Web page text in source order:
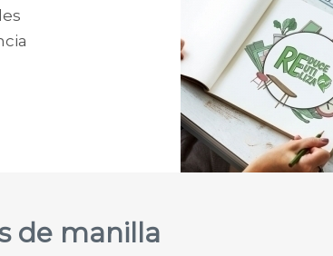
de manilla